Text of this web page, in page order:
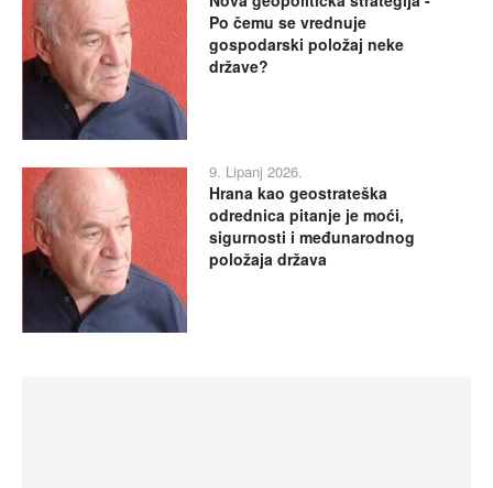
Po čemu se vrednuje
gospodarski položaj neke
države?
9. Lipanj 2026.
Hrana kao geostrateška
odrednica pitanje je moći,
sigurnosti i međunarodnog
položaja država